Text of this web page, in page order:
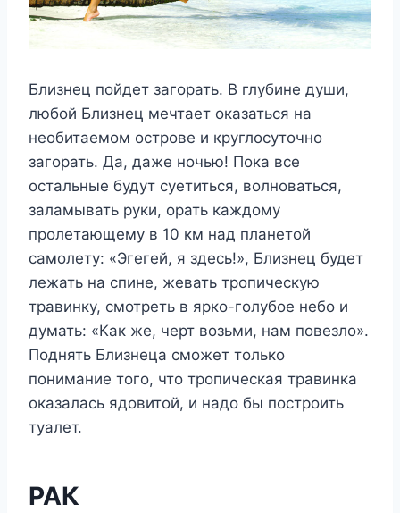
Близнец пойдет загорать. В глубине души,
любой Близнец мечтает оказаться на
необитаемом острове и круглосуточно
загорать. Да, даже ночью! Пока все
остальные будут суетиться, волноваться,
заламывать руки, орать каждому
пролетающему в 10 км над планетой
самолету: «Эгегей, я здесь!», Близнец будет
лежать на спине, жевать тропическую
травинку, смотреть в ярко-голубое небо и
думать: «Как же, черт возьми, нам повезло».
Поднять Близнеца сможет только
понимание того, что тропическая травинка
оказалась ядовитой, и надо бы построить
туалет.
РАК